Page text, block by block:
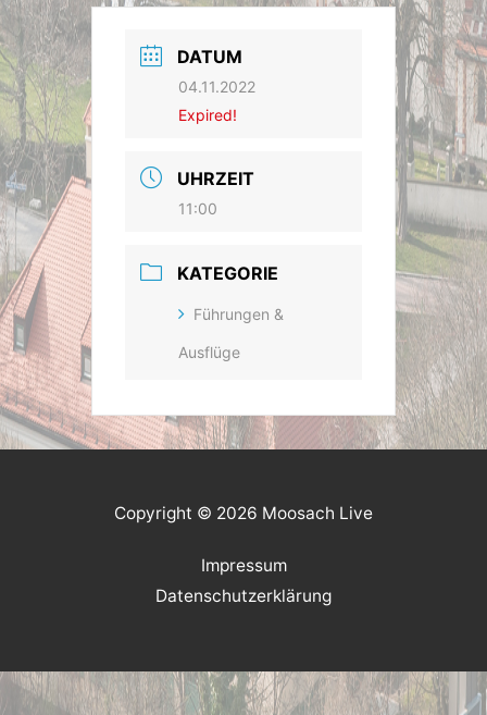
DATUM
04.11.2022
Expired!
UHRZEIT
11:00
KATEGORIE
Führungen &
Ausflüge
Copyright © 2026 Moosach Live
Impressum
Datenschutzerklärung